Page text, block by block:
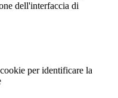
dell'interfaccia di
per identificare la